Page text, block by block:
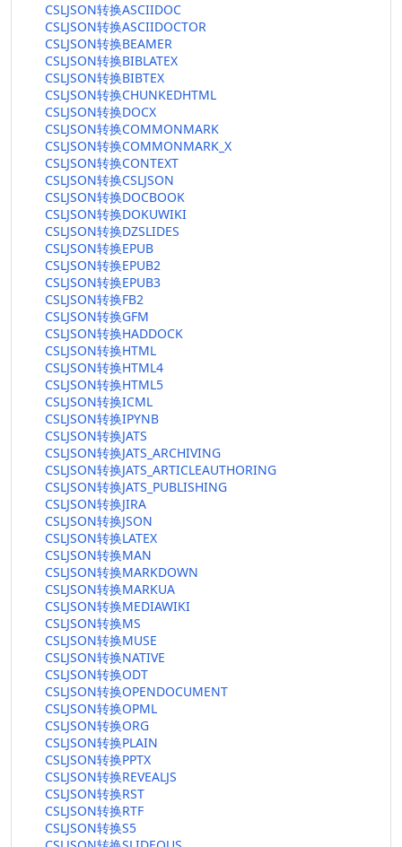
CSLJSON转换ASCIIDOC
CSLJSON转换ASCIIDOCTOR
CSLJSON转换BEAMER
CSLJSON转换BIBLATEX
CSLJSON转换BIBTEX
CSLJSON转换CHUNKEDHTML
CSLJSON转换DOCX
CSLJSON转换COMMONMARK
CSLJSON转换COMMONMARK_X
CSLJSON转换CONTEXT
CSLJSON转换CSLJSON
CSLJSON转换DOCBOOK
CSLJSON转换DOKUWIKI
CSLJSON转换DZSLIDES
CSLJSON转换EPUB
CSLJSON转换EPUB2
CSLJSON转换EPUB3
CSLJSON转换FB2
CSLJSON转换GFM
CSLJSON转换HADDOCK
CSLJSON转换HTML
CSLJSON转换HTML4
CSLJSON转换HTML5
CSLJSON转换ICML
CSLJSON转换IPYNB
CSLJSON转换JATS
CSLJSON转换JATS_ARCHIVING
CSLJSON转换JATS_ARTICLEAUTHORING
CSLJSON转换JATS_PUBLISHING
CSLJSON转换JIRA
CSLJSON转换JSON
CSLJSON转换LATEX
CSLJSON转换MAN
CSLJSON转换MARKDOWN
CSLJSON转换MARKUA
CSLJSON转换MEDIAWIKI
CSLJSON转换MS
CSLJSON转换MUSE
CSLJSON转换NATIVE
CSLJSON转换ODT
CSLJSON转换OPENDOCUMENT
CSLJSON转换OPML
CSLJSON转换ORG
CSLJSON转换PLAIN
CSLJSON转换PPTX
CSLJSON转换REVEALJS
CSLJSON转换RST
CSLJSON转换RTF
CSLJSON转换S5